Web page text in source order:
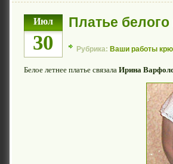
Июл
30
Платье белого
Рубрика: Ваши работы
Белое летнее платье связала Ирина